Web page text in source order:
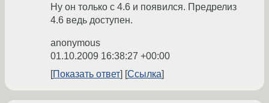
Ну он только с 4.6 и появился. Предрелиз
4.6 ведь доступен.
anonymous
01.10.2009 16:38:27 +00:00
Показать ответ
Ссылка